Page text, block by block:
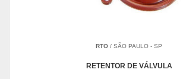
RTO / SÃO PAULO - SP
RETENTOR DE VÁLVULA